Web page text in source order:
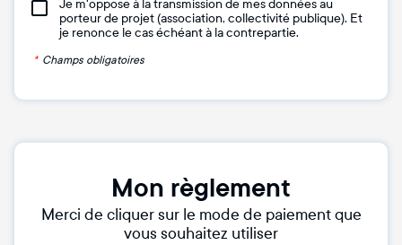
Je m'oppose à la transmission de mes données au
porteur de projet (association, collectivité publique). Et
je renonce le cas échéant à la contrepartie.
* Champs obligatoires
Mon règlement
Merci de cliquer sur le mode de paiement que
vous souhaitez utiliser